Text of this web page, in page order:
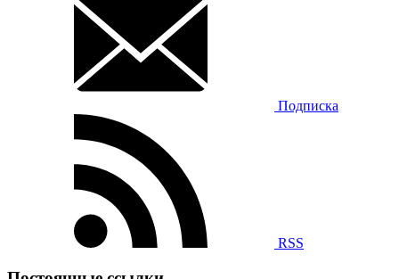
Подписка
RSS